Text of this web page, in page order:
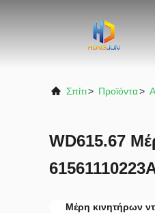
Σπίτι> Προϊόντα>
WD615.67
Μέρη κινητήρων